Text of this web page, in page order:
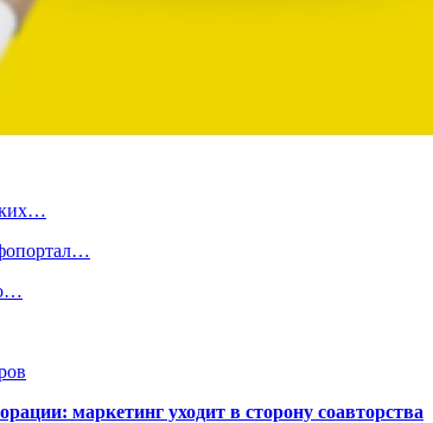
маркетинг уходит в сторону соавторства